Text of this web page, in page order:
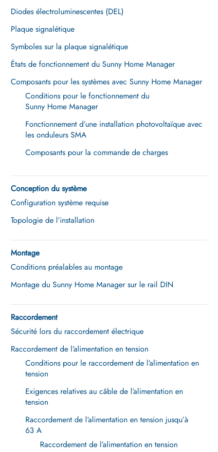
Diodes électroluminescentes (DEL)
Plaque signalétique
Symboles sur la plaque signalétique
États de fonctionnement du Sunny Home Manager
Composants pour les systèmes avec Sunny Home Manager
Conditions pour le fonctionnement du
Sunny Home Manager
Fonctionnement d’une installation photovoltaïque avec
les onduleurs SMA
Composants pour la commande de charges
Conception du système
Configuration système requise
Topologie de l’installation
Montage
Conditions préalables au montage
Montage du Sunny Home Manager sur le rail DIN
Raccordement
Sécurité lors du raccordement électrique
Raccordement de l’alimentation en tension
Conditions pour le raccordement de l’alimentation en
tension
Exigences relatives au câble de l’alimentation en
tension
Raccordement de l’alimentation en tension jusqu’à
63 A
Raccordement de l’alimentation en tension